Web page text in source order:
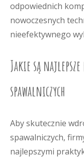
odpowiednich
nowoczesnych
nieefektywnego
Jakie są
spawalniczych
Aby skutecznie
spawalniczych,
najlepszymi